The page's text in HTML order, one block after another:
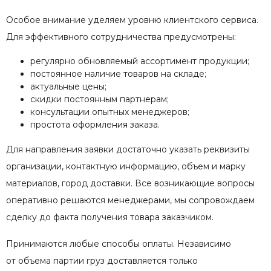
Особое внимание уделяем уровню клиентского сервиса.
Для эффективного сотрудничества предусмотрены:
регулярно обновляемый ассортимент продукции;
постоянное наличие товаров на складе;
актуальные цены;
скидки постоянным партнерам;
консультации опытных менеджеров;
простота оформления заказа.
Для направления заявки достаточно указать реквизиты
организации, контактную информацию, объем и марку
материалов, город доставки. Все возникающие вопросы
оперативно решаются менеджерами, мы сопровождаем
сделку до факта получения товара заказчиком.
Принимаются любые способы оплаты. Независимо
от объема партии груз доставляется только